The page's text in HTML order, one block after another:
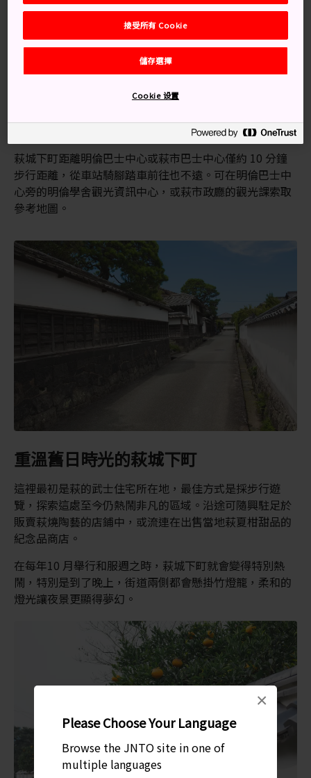
Please Choose Your Language
Browse the JNTO site in one of
multiple languages
×
舊久保田家與江戶時期的廚房
江戶屋橫町充滿歷史情懷的風景
從萩市各處都能輕鬆前往此歷史中心。
萩城下町距離明倫巴士中心或萩市巴士中心僅約 10 分鐘
步行距離，從車站騎腳踏車前往也不遠。可在明倫巴士中
心旁的明倫學舍觀光資訊中心，或萩市政廳的觀光課索取
參考地圖。
重溫舊日時光的萩城下町
這裡最初是萩的武士住宅所在地，最佳方式是採步行遊
覽，探索這處至今仍熱鬧非凡的區域。沿途可隨興駐足於
販賣萩燒陶藝的店鋪中，或流連在出售當地萩夏柑甜品的
紀念品商店。
在每年10 月舉行和服週之時，萩城下町就會變得特別熱
鬧，特別是到了晚上，街道兩側都會懸掛竹燈籠，柔和的
燈光讓夜景更顯得夢幻。
接受所有 Cookie
儲存選擇
Cookie 设置